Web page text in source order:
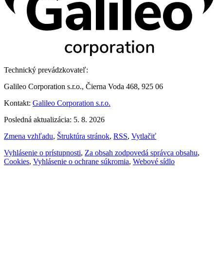
Technický prevádzkovateľ:
Galileo Corporation s.r.o., Čierna Voda 468, 925 06
Kontakt: Galileo Corporation s.r.o.
Posledná aktualizácia: 5. 8. 2026
Zmena vzhľadu, Štruktúra stránok, RSS, Vytlačiť
Vyhlásenie o prístupnosti, Za obsah zodpovedá správca obsahu,
Cookies, Vyhlásenie o ochrane súkromia, Webové sídlo